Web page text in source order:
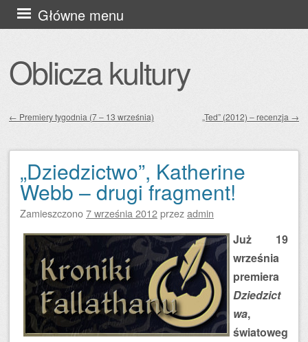
Oblicza kultury
Główne menu
Przejdź
do
← Premiery tygodnia (7 – 13 września) „Ted” (2012) – recenzja →
„Dziedzictwo”, Katherine
Webb – drugi fragment!
Zamieszczono7 września 2012przezadmin
Już 19
września
premiera
Dziedzict
wa,
światoweg